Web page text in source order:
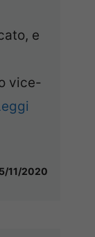
e
vice-
11/2020